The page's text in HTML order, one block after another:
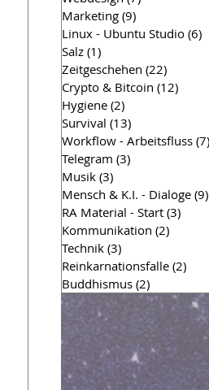
Marketing (9)
Linux - Ubuntu Studio (6)
Salz (1)
Zeitgeschehen (22)
Crypto & Bitcoin (12)
Hygiene (2)
Survival (13)
Workflow - Arbeitsfluss (7)
Telegram (3)
Musik (3)
Mensch & K.I. - Dialoge (9)
RA Material - Start (3)
Kommunikation (2)
Technik (3)
Reinkarnationsfalle (2)
Buddhismus (2)